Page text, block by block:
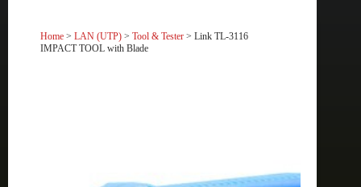
Home > LAN (UTP) > Tool & Tester > Link TL-3116
IMPACT TOOL with Blade